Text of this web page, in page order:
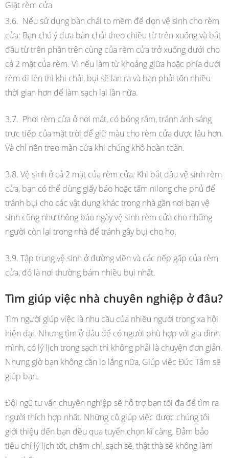
Giặt rèm cửa
3.6. Nếu sử dụng bàn chải to mềm để dọn vệ sinh cho rèm
cửa: Bạn chú ý đưa bàn chải theo chiều từ trên xuống và bắt
đầu từ trên phần trên cùng của rèm cửa trở xuống dưới cho
cả 2 mặt của rèm. Vì nếu làm từ khoảng giữa hoặc phía dưới
rèm đi lên thì khi chải, bụi sẽ lan ra và bạn phải tốn nhiều
thời gian hơn để làm sạch lại lần nữa.
3.7. Phơi rèm cửa ở nơi mát, có bóng râm, tránh ánh sáng
trực tiếp của mặt trời để giữ màu cho rèm cửa được lâu hơn.
Và chỉ nên treo màn cửa khi chúng khô hoàn toàn.
3.8. Vệ sinh ở cả 2 mặt của rèm cửa. Khi bắt đầu vệ sinh rèm
cửa, bạn có thể dùng giấy báo hoặc tấm nilong che phủ để
tránh bụi cho các vật dụng khác trong nhà gần nơi bạn vệ
sinh cũng như thông báo ngày vệ sinh rèm cửa cho những
người còn lại trong nhà để tránh gây bụi cho họ.
3.9. Tập trung vệ sinh ở đường viền và các nếp gấp của rèm
cửa, đó là nơi thường bám nhiều bụi nhất.
Tìm giúp việc nhà chuyên nghiệp ở đâu?
Tìm người giúp việc là nhu cầu của nhiều người trong xa hội
hiện đại. Nhưng tìm ở đâu để có người phù hợp với gia đình
mình, có lý lịch trong sạch thì không phải là chuyện đơn giản.
Nhưng giờ bạn không cần lo lắng nữa, Giúp việc Đức Tâm sẽ
giúp bạn.
Đội ngũ tư vấn chuyên nghiệp sẽ hỗ trợ bạn tối đa để tìm ra
người thích hợp nhất. Những cô giúp việc được chúng tôi
giới thiệu đến bạn đều qua tuyển chọn kĩ càng. Đảm bảo
tiêu chí lý lịch tốt, chăm chỉ, sạch sẽ, thật thà sẽ không làm